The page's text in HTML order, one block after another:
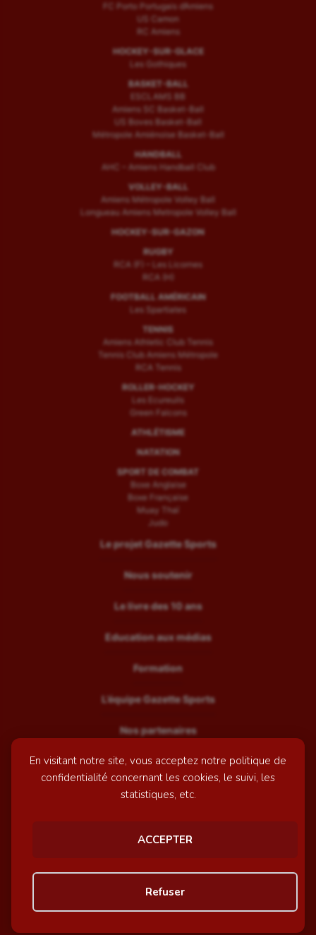
En visitant notre site, vous acceptez notre politique de
confidentialité concernant les cookies, le suivi, les
statistiques, etc.
ACCEPTER
Refuser
FC Porto Portugais d’Amiens
US Camon
RC Amiens
HOCKEY-SUR-GLACE
Les Gothiques
BASKET-BALL
ESCLAMS BB
Amiens SC Basket-Ball
US Boves Basket-Ball
Métropole Amiénoise Basket-Ball
HANDBALL
AHC – Amiens Handball Club
VOLLEY-BALL
Amiens Métropole Volley Ball
Longueau Amiens Metropole Volley Ball
HOCKEY-SUR-GAZON
RUGBY
RCA (F) – Les Licornes
RCA (H)
FOOTBALL AMÉRICAIN
Les Spartiates
TENNIS
Amiens Athletic Club Tennis
Tennis Club Amiens Métropole
RCA Tennis
ROLLER-HOCKEY
Les Ecureuils
Green Falcons
ATHLÉTISME
NATATION
SPORT DE COMBAT
Boxe Anglaise
Boxe Française
Muay Thaï
Judo
Le projet Gazette Sports
Nous soutenir
Le livre des 10 ans
Education aux médias
Formation
L’équipe Gazette Sports
Nos partenaires
Recrutement
Mentions légales
© GazetteSports - 2026 | Site internet réalisé par
Awelty